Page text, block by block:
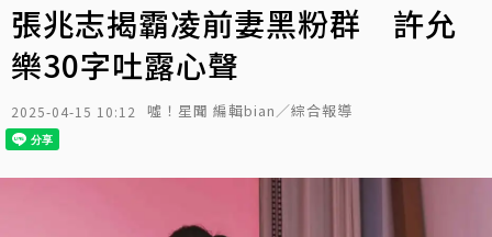
張兆志揭霸凌前妻黑粉群 許允
樂30字吐露心聲
2025-04-15 10:12 噓！星聞 編輯bian／綜合報導